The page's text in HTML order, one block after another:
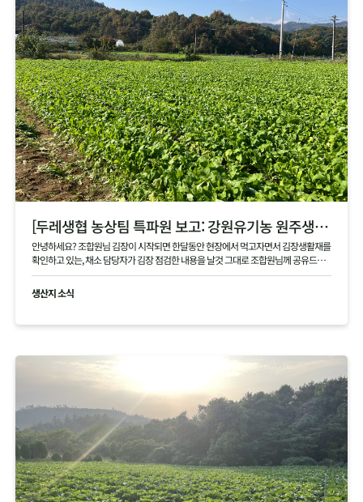
[두레생협 농상팀 특파원 보고: 강원유기농 원주생명농업 현장]
안녕하세요? 조합원님 김장이 시작되면 한달동안 현장에서 먹고자면서 김장생활재를
확인하고 있는, 채소 담당자가 김장 점검한 내용을 날것 그대로 조합원님께 공유드립
니다 .
생산지 소식